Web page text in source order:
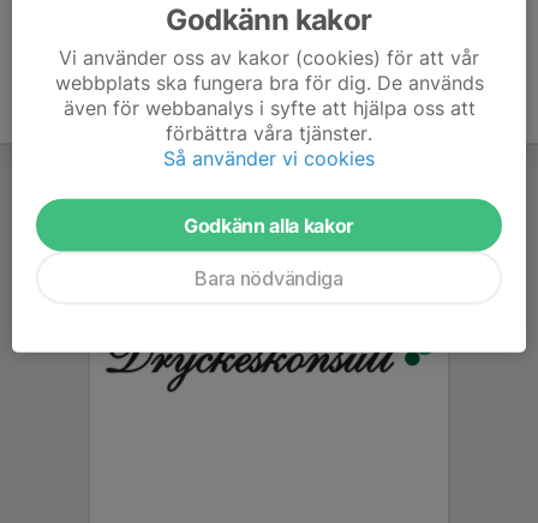
Godkänn kakor
Vi använder oss av kakor (cookies) för att vår
webbplats ska fungera bra för dig. De används
även för webbanalys i syfte att hjälpa oss att
förbättra våra tjänster.
Så använder vi cookies
Godkänn alla kakor
Bara nödvändiga